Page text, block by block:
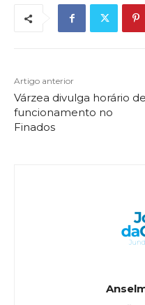
Artigo anterior
Várzea divulga horário de
funcionamento no
Finados